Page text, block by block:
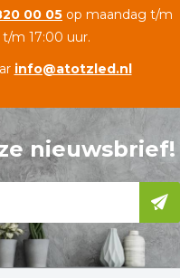
00 05 op maandag t/m
m 17:00 uur.
info@atotzled.nl
nieuwsbrief!